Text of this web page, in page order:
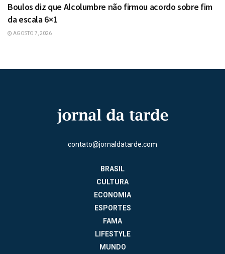
Boulos diz que Alcolumbre não firmou acordo sobre fim
da escala 6×1
AGOSTO 7, 2026
contato@jornaldatarde.com
BRASIL
CULTURA
ECONOMIA
ESPORTES
FAMA
LIFESTYLE
MUNDO